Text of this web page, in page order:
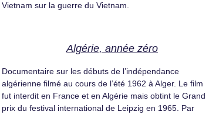
Vietnam sur la guerre du Vietnam.
Algérie, année zéro
Documentaire sur les débuts de l’indépendance
algérienne filmé au cours de l’été 1962 à Alger. Le film
fut interdit en France et en Algérie mais obtint le Grand
prix du festival international de Leipzig en 1965. Par